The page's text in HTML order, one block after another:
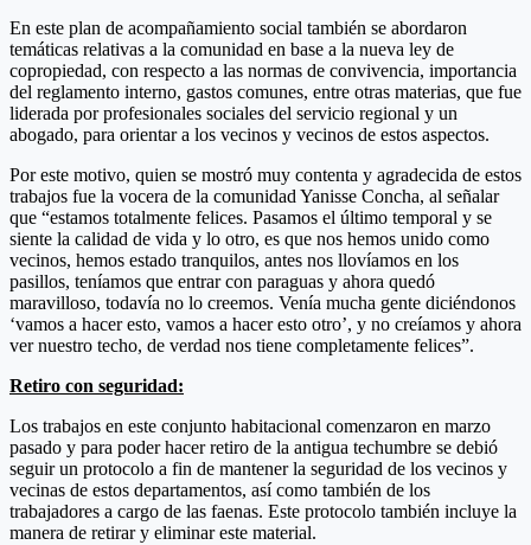
En este plan de acompañamiento social también se abordaron
temáticas relativas a la comunidad en base a la nueva ley de
copropiedad, con respecto a las normas de convivencia, importancia
del reglamento interno, gastos comunes, entre otras materias, que fue
liderada por profesionales sociales del servicio regional y un
abogado, para orientar a los vecinos y vecinos de estos aspectos.
Por este motivo, quien se mostró muy contenta y agradecida de estos
trabajos fue la vocera de la comunidad Yanisse Concha, al señalar
que “estamos totalmente felices. Pasamos el último temporal y se
siente la calidad de vida y lo otro, es que nos hemos unido como
vecinos, hemos estado tranquilos, antes nos llovíamos en los
pasillos, teníamos que entrar con paraguas y ahora quedó
maravilloso, todavía no lo creemos. Venía mucha gente diciéndonos
‘vamos a hacer esto, vamos a hacer esto otro’, y no creíamos y ahora
ver nuestro techo, de verdad nos tiene completamente felices”.
Retiro con seguridad:
Los trabajos en este conjunto habitacional comenzaron en marzo
pasado y para poder hacer retiro de la antigua techumbre se debió
seguir un protocolo a fin de mantener la seguridad de los vecinos y
vecinas de estos departamentos, así como también de los
trabajadores a cargo de las faenas. Este protocolo también incluye la
manera de retirar y eliminar este material.